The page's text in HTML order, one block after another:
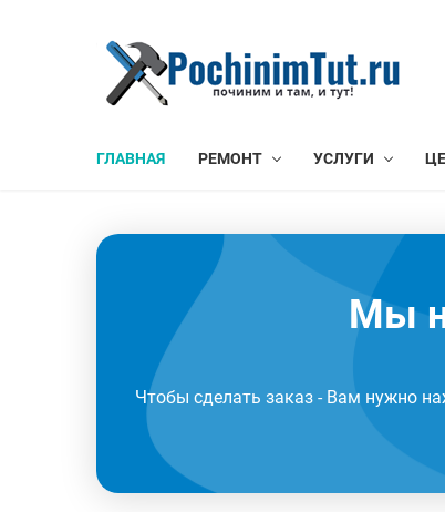
ГЛАВНАЯ РЕМОНТ УСЛУГИ
Мы
Чтобы сделать заказ - Вам нужно